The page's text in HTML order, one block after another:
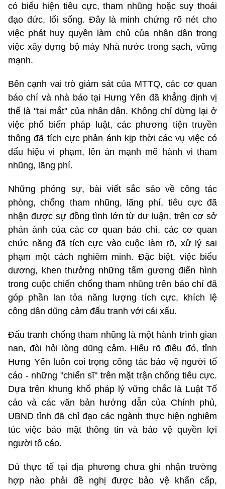
có biểu hiện tiêu cực, tham nhũng hoặc suy thoái
đạo đức, lối sống. Đây là minh chứng rõ nét cho
việc phát huy quyền làm chủ của nhân dân trong
việc xây dựng bộ máy Nhà nước trong sạch, vững
mạnh.
Bên cạnh vai trò giám sát của MTTQ, các cơ quan
báo chí và nhà báo tại Hưng Yên đã khẳng định vị
thế là "tai mắt" của nhân dân. Không chỉ dừng lại ở
việc phổ biến pháp luật, các phương tiện truyền
thông đã tích cực phản ánh kịp thời các vụ việc có
dấu hiệu vi phạm, lên án mạnh mẽ hành vi tham
nhũng, lãng phí.
Những phóng sự, bài viết sắc sảo về công tác
phòng, chống tham nhũng, lãng phí, tiêu cực đã
nhận được sự đồng tình lớn từ dư luận, trên cơ sở
phản ánh của các cơ quan báo chí, các cơ quan
chức năng đã tích cực vào cuộc làm rõ, xử lý sai
phạm một cách nghiêm minh. Đặc biệt, việc biểu
dương, khen thưởng những tấm gương điển hình
trong cuộc chiến chống tham nhũng trên báo chí đã
góp phần lan tỏa năng lượng tích cực, khích lệ
công dân dũng cảm đấu tranh với cái xấu.
Đấu tranh chống tham nhũng là một hành trình gian
nan, đòi hỏi lòng dũng cảm. Hiểu rõ điều đó, tỉnh
Hưng Yên luôn coi trọng công tác bảo vệ người tố
cáo - những "chiến sĩ" trên mặt trận chống tiêu cực.
Dựa trên khung khổ pháp lý vững chắc là Luật Tố
cáo và các văn bản hướng dẫn của Chính phủ,
UBND tỉnh đã chỉ đạo các ngành thực hiện nghiêm
túc việc bảo mật thông tin và bảo vệ quyền lợi
người tố cáo.
Dù thực tế tại địa phương chưa ghi nhận trường
hợp nào phải đề nghị được bảo vệ khẩn cấp,